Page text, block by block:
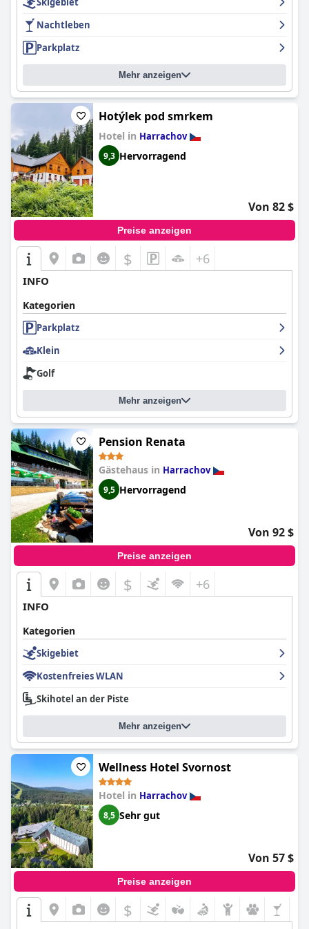
Nachtleben
Parkplatz
Mehr anzeigen
Hotýlek pod smrkem
Hotel in Harrachov
9,3 Hervorragend
Von 82 $
Preise anzeigen
$ +6
INFO
Kategorien
Parkplatz
Klein
Golf
Mehr anzeigen
Pension Renata
Gästehaus in Harrachov
9,5 Hervorragend
Von 92 $
Preise anzeigen
$ +6
INFO
Kategorien
Skigebiet
Kostenfreies WLAN
Skihotel an der Piste
Mehr anzeigen
Wellness Hotel Svornost
Hotel in Harrachov
8,5 Sehr gut
Von 57 $
Preise anzeigen
$